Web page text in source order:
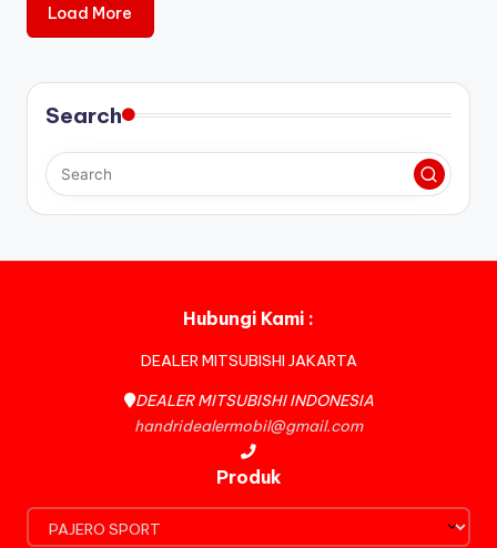
Load More
Search
Hubungi Kami :
DEALER MITSUBISHI JAKARTA
DEALER MITSUBISHI INDONESIA
handridealermobil@gmail.com
Produk
Produk